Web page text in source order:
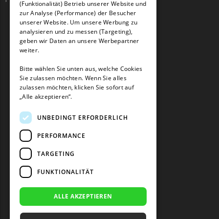
Zoef Robot
Zoef Robot Messer
Begrenzungsdraht
GERMAN
(Funktionalität) Betrieb unserer Website und
zur Analyse (Performance) der Besucher
unserer Website. Um unsere Werbung zu
analysieren und zu messen (Targeting),
geben wir Daten an unsere Werbepartner
weiter.
Bitte wählen Sie unten aus, welche Cookies
Sie zulassen möchten. Wenn Sie alles
zulassen möchten, klicken Sie sofort auf
„Alle akzeptieren“.
UNBEDINGT ERFORDERLICH
PERFORMANCE
TARGETING
FUNKTIONALITÄT
ALLE AKZEPTIEREN